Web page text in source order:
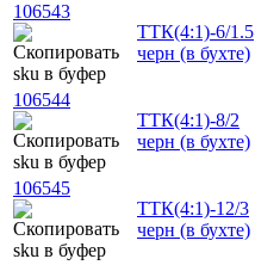
106543
ТТК(4:1)-6/1.5
черн (в бухте)
106544
ТТК(4:1)-8/2
черн (в бухте)
106545
ТТК(4:1)-12/3
черн (в бухте)